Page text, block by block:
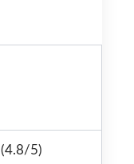
(4.8/5)